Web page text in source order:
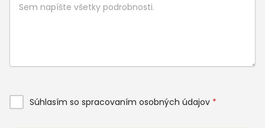
Súhlasím so spracovaním osobných údajov *